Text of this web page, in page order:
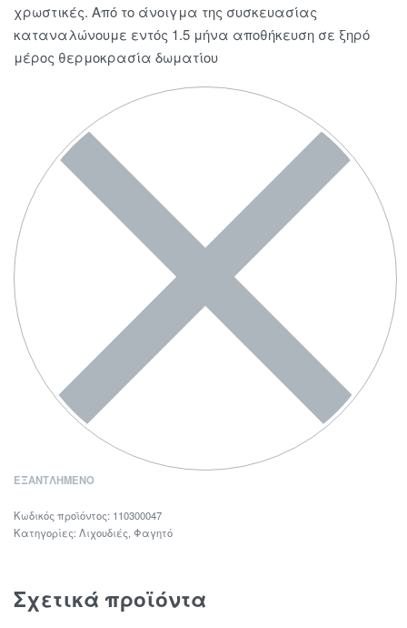
χρωστικές. Από το άνοιγμα της συσκευασίας
καταναλώνουμε εντός 1.5 μήνα αποθήκευση σε ξηρό
μέρος θερμοκρασία δωματίου
ΕΞΑΝΤΛΗΜΈΝΟ
110300047
Κατηγορίες: Λιχουδιές, Φαγητό
Σχετικά προϊόντα